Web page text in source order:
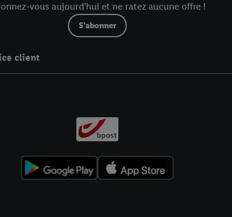
vous aujourd'hui et ne ratez aucune offre !
S'abonner
client